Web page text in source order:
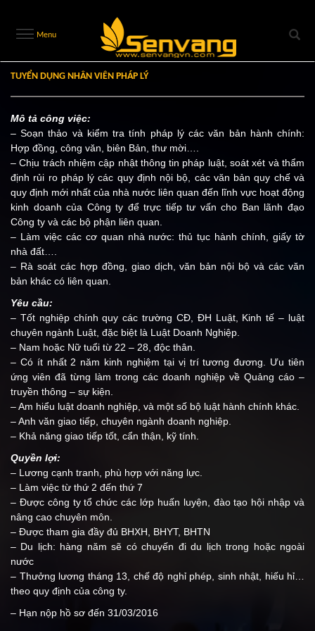
Menu
TUYỂN DỤNG NHÂN VIÊN PHÁP LÝ
Mô tả công việc:
– Soạn thảo và kiểm tra tính pháp lý các văn bản hành chính:
Hợp đồng, công văn, biên Bản, thư mời….
– Chịu trách nhiệm cập nhật thông tin pháp luật, soát xét và thẩm
định rủi ro pháp lý các quy định nội bộ, các văn bản quy chế và
quy định mới nhất của nhà nước liên quan đến lĩnh vực hoạt động
kinh doanh của Công ty để trực tiếp tư vấn cho Ban lãnh đạo
Công ty và các bộ phận liên quan.
– Làm việc các cơ quan nhà nước: thủ tục hành chính, giấy tờ
nhà đất….
– Rà soát các hợp đồng, giao dịch, văn bản nội bộ và các văn
bản khác có liên quan.
Yêu cầu:
– Tốt nghiệp chính quy các trường CĐ, ĐH Luật, Kinh tế – luật
chuyên ngành Luật, đặc biệt là Luật Doanh Nghiệp.
– Nam hoặc Nữ tuổi từ 22 – 28, độc thân.
– Có ít nhất 2 năm kinh nghiệm tại vị trí tương đương. Ưu tiên
ứng viên đã từng làm trong các doanh nghiệp về Quảng cáo –
truyền thông – sự kiện.
– Am hiểu luật doanh nghiệp, và một số bộ luật hành chính khác.
– Anh văn giao tiếp, chuyên ngành doanh nghiệp.
– Khả năng giao tiếp tốt, cẩn thận, kỹ tính.
Quyền lợi:
– Lương cạnh tranh, phù hợp với năng lực.
– Làm việc từ thứ 2 đến thứ 7
– Được công ty tổ chức các lớp huấn luyện, đào tạo hội nhập và
nâng cao chuyên môn.
– Được tham gia đầy đủ BHXH, BHYT, BHTN
– Du lịch: hàng năm sẽ có chuyến đi du lịch trong hoặc ngoài
nước
– Thưởng lương tháng 13, chế độ nghỉ phép, sinh nhật, hiếu hỉ…
theo quy định của công ty.
– Hạn nộp hồ sơ đến 31/03/2016